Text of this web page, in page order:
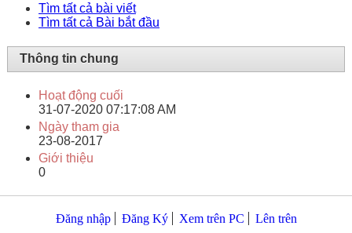
Tìm tất cả bài viết
Tìm tất cả Bài bắt đầu
Thông tin chung
Hoạt động cuối
31-07-2020 07:17:08 AM
Ngày tham gia
23-08-2017
Giới thiệu
0
Đăng nhập Đăng Ký Xem trên PC Lên trên